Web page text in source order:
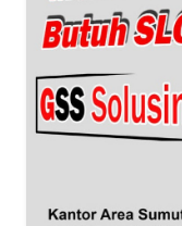
PAPUA
WN
PAPUA
BARAT
RIAU